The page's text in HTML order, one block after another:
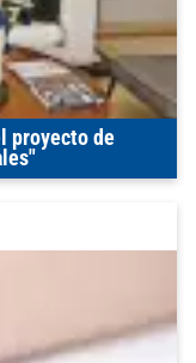
proyecto de